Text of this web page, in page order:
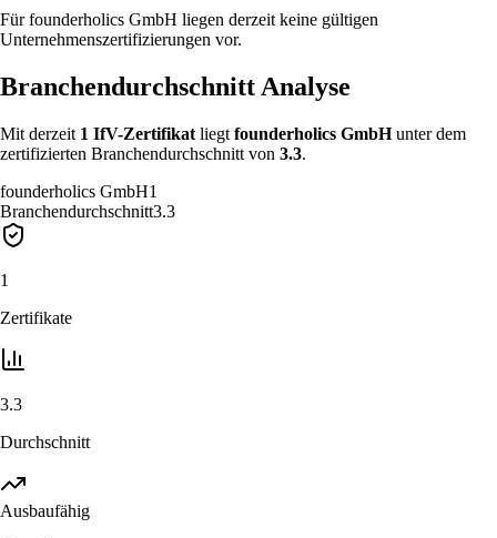
Für founderholics GmbH liegen derzeit keine gültigen
Unternehmenszertifizierungen vor.
Branchendurchschnitt Analyse
Mit derzeit 1 IfV-Zertifikat liegt founderholics GmbH unterdem
zertifizierten Branchendurchschnitt von 3.3.
founderholics GmbH1
Branchendurchschnitt3.3
1
Zertifikate
3.3
Durchschnitt
Ausbaufähig